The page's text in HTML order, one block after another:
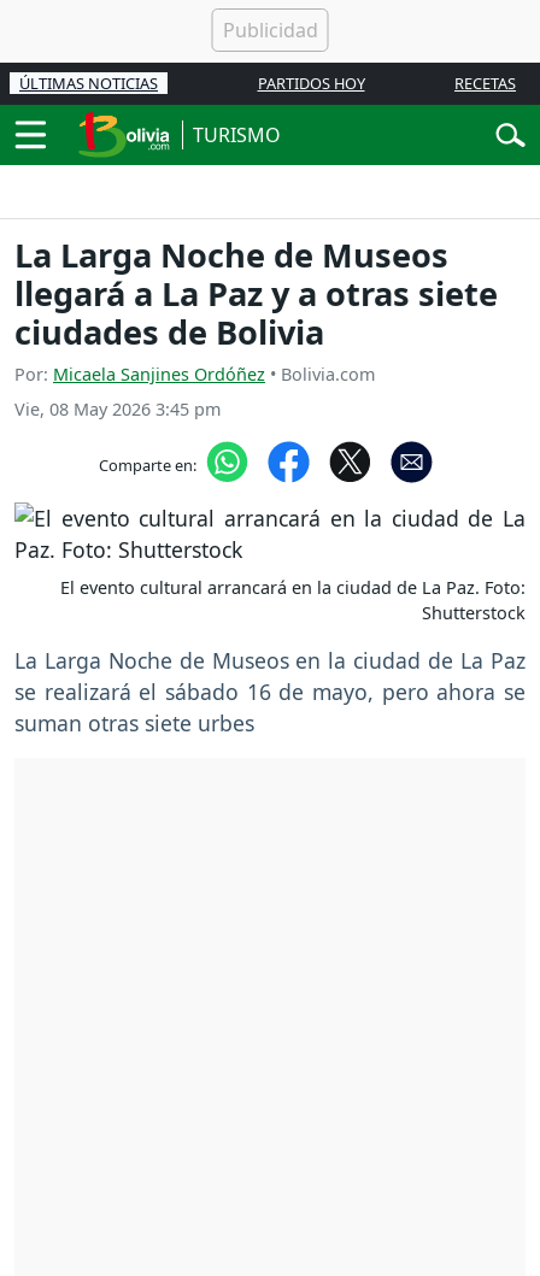
ÚLTIMAS NOTICIAS PARTIDOS HOY RECETAS
TURISMO
La Larga Noche de Museos
llegará a La Paz y a otras siete
ciudades de Bolivia
Por: Micaela Sanjines Ordóñez • Bolivia.com
Vie, 08 May 2026 3:45 pm
Comparte en:
El evento cultural arrancará en la ciudad de La Paz. Foto:
Shutterstock
La Larga Noche de Museos en la ciudad de La Paz
se realizará el sábado 16 de mayo, pero ahora se
suman otras siete urbes